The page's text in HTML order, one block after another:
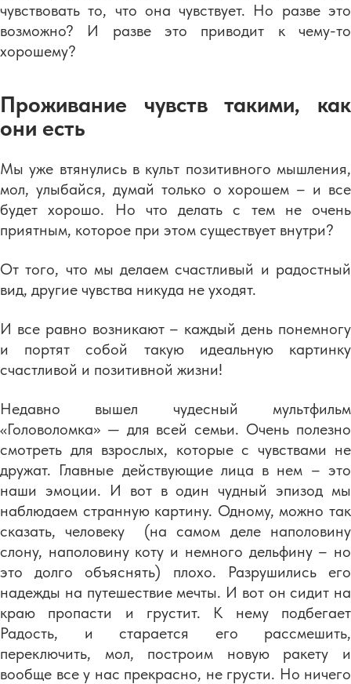
чувствовать то, что она чувствует. Но разве это
возможно? И разве это приводит к чему-то
хорошему?
Проживание чувств такими, как
они есть
Мы уже втянулись в культ позитивного мышления,
мол, улыбайся, думай только о хорошем – и все
будет хорошо. Но что делать с тем не очень
приятным, которое при этом существует внутри?
От того, что мы делаем счастливый и радостный
вид, другие чувства никуда не уходят.
И все равно возникают – каждый день понемногу
и портят собой такую идеальную картинку
счастливой и позитивной жизни!
Недавно вышел чудесный мультфильм
«Головоломка» — для всей семьи. Очень полезно
смотреть для взрослых, которые с чувствами не
дружат. Главные действующие лица в нем – это
наши эмоции. И вот в один чудный эпизод мы
наблюдаем странную картину. Одному, можно так
сказать, человеку (на самом деле наполовину
слону, наполовину коту и немного дельфину – но
это долго объяснять) плохо. Разрушились его
надежды на путешествие мечты. И вот он сидит на
краю пропасти и грустит. К нему подбегает
Радость, и старается его рассмешить,
переключить, мол, построим новую ракету и
вообще все у нас прекрасно, не грусти. Но ничего